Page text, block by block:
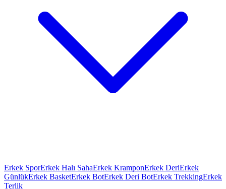
Erkek SporErkek Halı SahaErkek KramponErkek DeriErkek
GünlükErkek BasketErkek BotErkek Deri BotErkek TrekkingErkek
Terlik